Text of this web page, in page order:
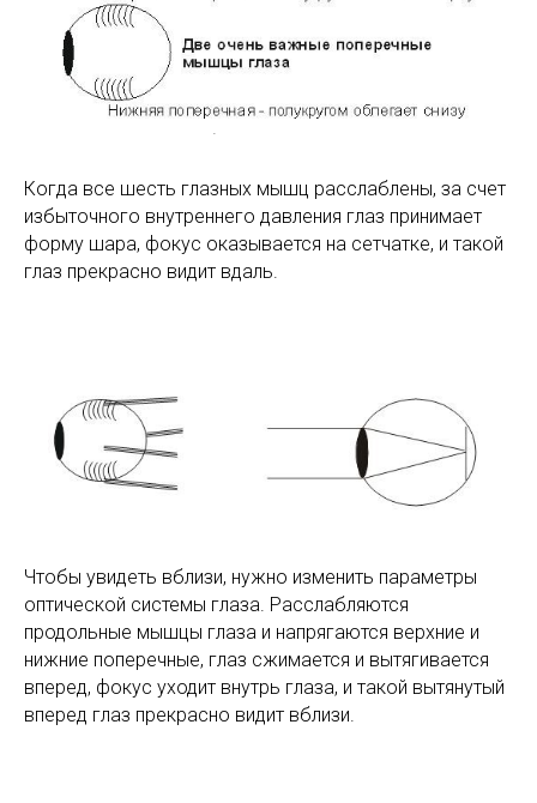
Когда все шесть глазных мышц расслаблены, за счет
избыточного внутреннего давления глаз принимает
форму шара, фокус оказывается на сетчатке, и такой
глаз прекрасно видит вдаль.
Чтобы увидеть вблизи, нужно изменить параметры
оптической системы глаза. Расслабляются
продольные мышцы глаза и напрягаются верхние и
нижние поперечные, глаз сжимается и вытягивается
вперед, фокус уходит внутрь глаза, и такой вытянутый
вперед глаз прекрасно видит вблизи.